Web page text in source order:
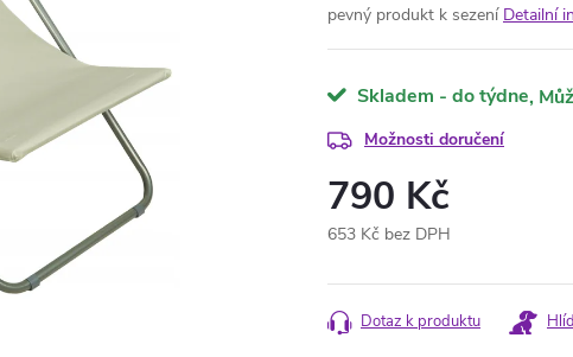
pevný produkt k sezení Detailní
Skladem - do týdne
Možnosti doručení
790 Kč
653 Kč bez DPH
cena:
Dotaz k produktu